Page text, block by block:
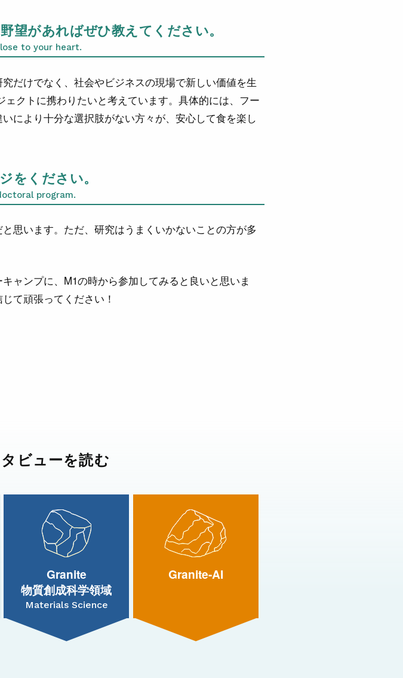
望があればぜひ教えてください。
to your heart.
だけでなく、社会やビジネスの現場で新しい価値を生
クトに携わりたいと考えています。具体的には、フー
により十分な選択肢がない方々が、安心して食を楽し
をください。
program.
思います。ただ、研究はうまくいかないことの方が多
ャンプに、M1の時から参加してみると良いと思いま
て頑張ってください！
ビューを読む
Granite
物質創成科学領域
Materials Science
Granite-AI